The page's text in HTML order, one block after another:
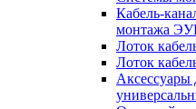
Кабель-
монтажа
Лоток
Лоток
Аксессуары